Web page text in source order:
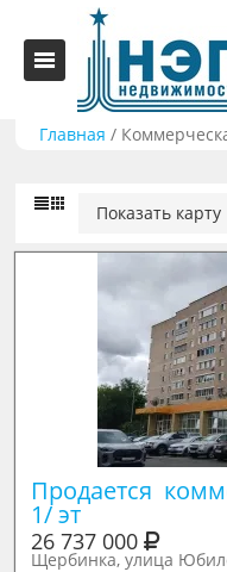
Главная /
Показать карту
Продается
1/ эт
26 737 000
Щербинка, улица